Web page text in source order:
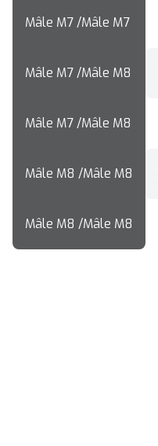
Mâle M7 /Mâle M7
Mâle M7 /Mâle M8
Mâle M7 /Mâle M8
Mâle M8 /Mâle M8
Mâle M8 /Mâle M8